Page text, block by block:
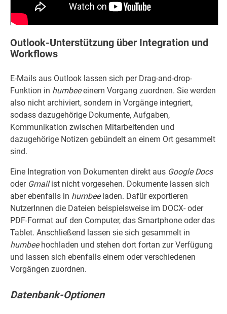
Outlook-Unterstützung über Integration und
Workflows
E-Mails aus Outlook lassen sich per Drag-and-drop-
Funktion in humbeeeinem Vorgang zuordnen. Sie werden
also nicht archiviert, sondern in Vorgänge integriert,
sodass dazugehörige Dokumente, Aufgaben,
Kommunikation zwischen Mitarbeitenden und
dazugehörige Notizen gebündelt an einem Ort gesammelt
sind.
Eine Integration von Dokumenten direkt aus Google Docs
oder Gmailist nicht vorgesehen. Dokumente lassen sich
aber ebenfalls in humbeeladen. Dafür exportieren
NutzerInnen die Dateien beispielsweise im DOCX- oder
PDF-Format auf den Computer, das Smartphone oder das
Tablet. Anschließend lassen sie sich gesammelt in
humbeehochladen und stehen dort fortan zur Verfügung
und lassen sich ebenfalls einem oder verschiedenen
Vorgängen zuordnen.
Datenbank-Optionen